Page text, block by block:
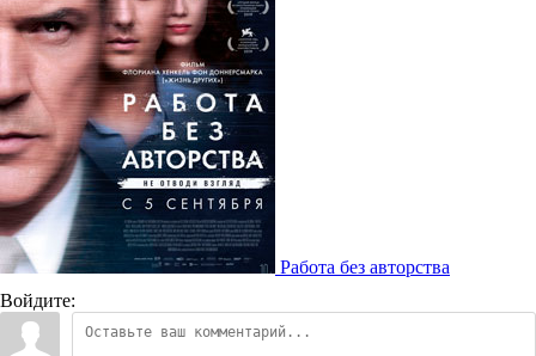
Работа без авторства
Войдите: